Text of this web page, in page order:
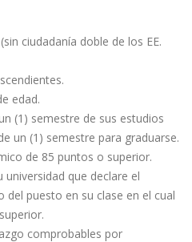
ciudadanía doble de los EE.
edad.
(1) semestre de sus estudios
un (1) semestre para graduarse.
de 85 puntos o superior.
que declare el
puesto en su clase en el cual
comprobables por